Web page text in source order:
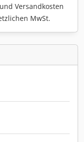
Versandkosten
MwSt.